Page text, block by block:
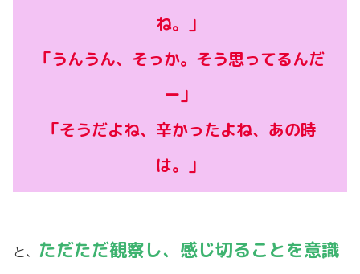
ね。」
「うんうん、そっか。そう思ってるんだ
ー」
「そうだよね、辛かったよね、あの時
は。」
と、 ただただ観察し、感じ切ることを意識